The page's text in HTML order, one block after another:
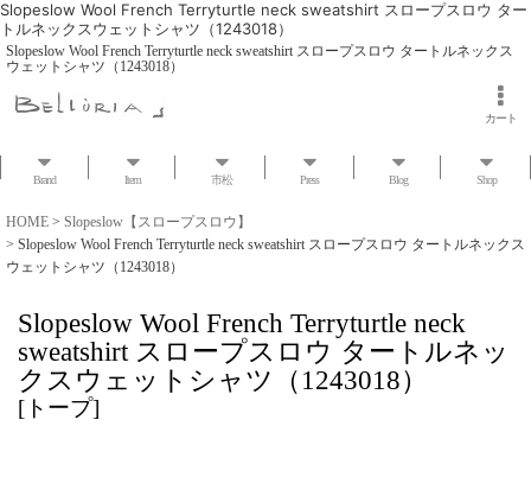
Slopeslow Wool French Terryturtle neck sweatshirt スロープスロウ ター
トルネックスウェットシャツ（1243018）
Slopeslow Wool French Terryturtle neck sweatshirt スロープスロウ タートルネックス
ウェットシャツ（1243018）
カート
Brand Item 市松 Press Blog Shop
HOME > Slopeslow【スロープスロウ】
> Slopeslow Wool French Terryturtle neck sweatshirt スロープスロウ タートルネックス
ウェットシャツ（1243018）
Slopeslow Wool French Terryturtle neck
sweatshirt スロープスロウ タートルネッ
クスウェットシャツ（1243018）
[ トープ]